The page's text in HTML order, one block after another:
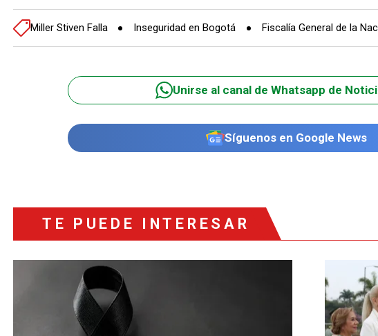
Miller Stiven Falla Inseguridad en Bogotá Fiscalía General de la
Unirse al canal de Whatsapp de
Síguenos en Google News
TE PUEDE INTERESAR